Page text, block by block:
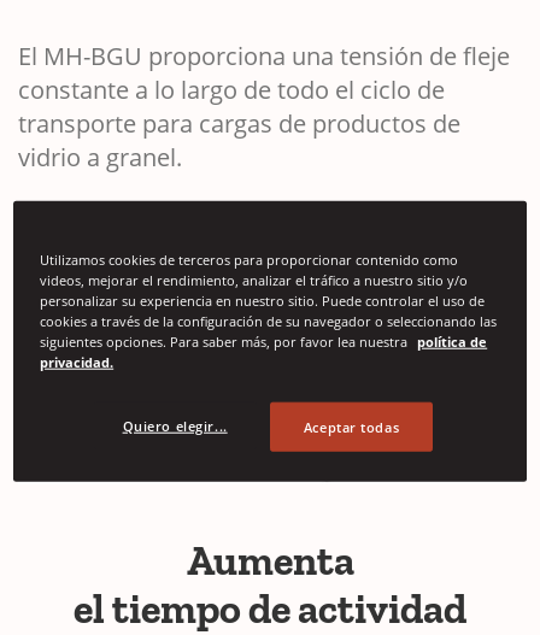
El MH-BGU proporciona una tensión de fleje
constante a lo largo de todo el ciclo de
transporte para cargas de productos de
vidrio a granel.
Aumenta
el tiempo de actividad
Utilizamos cookies de terceros para proporcionar contenido como
videos, mejorar el rendimiento, analizar el tráfico a nuestro sitio y/o
personalizar su experiencia en nuestro sitio. Puede controlar el uso de
cookies a través de la configuración de su navegador o seleccionando las
siguientes opciones. Para saber más, por favor lea nuestra política de
privacidad.
Quiero elegir... Aceptar todas